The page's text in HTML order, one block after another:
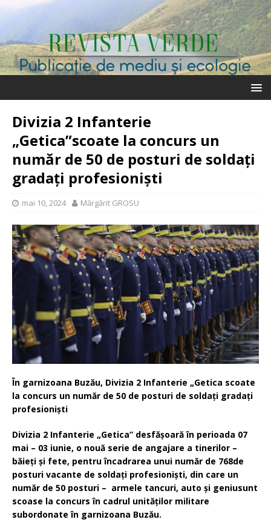
Divizia 2 Infanterie
„Getica”scoate la concurs un
număr de 50 de posturi de soldați
gradați profesioniști
mai 10, 2024 Mărgărit GROSU
În garnizoana Buzău, Divizia 2 Infanterie „Getica scoate
la concurs un număr de 50 de posturi de soldați gradați
profesioniști
Divizia 2 Infanterie „Getica” desfășoară în perioada 07
mai – 03 iunie, o nouă serie de angajare a tinerilor –
băieți și fete, pentru încadrarea unui număr de 768de
posturi vacante de soldați profesioniști, din care un
număr de 50 posturi – armele tancuri, auto și geniusunt
scoase la concurs în cadrul unităților militare
subordonate în garnizoana Buzău.